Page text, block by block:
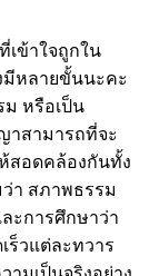
เข้าใจถูกใน
หลายขั้นนะคะ
ม หรือเป็น
สามารถที่จะ
สอดคล้องกันทั้ง
า สภาพธรรม
ะการศึกษาว่า
ร็วแต่ละทวาร